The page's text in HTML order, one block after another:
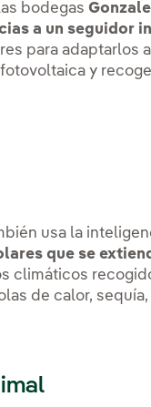
bodegas
a un seguidor
para adaptarlos
y
usa la
que se
climáticos
de calor, sequía,